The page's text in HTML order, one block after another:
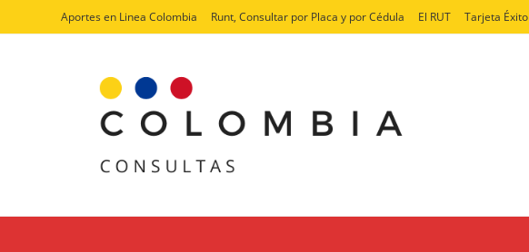
Aportes en Linea Colombia Runt, Consultar por Placa y por Cédula El RUT Tarjeta Éxito